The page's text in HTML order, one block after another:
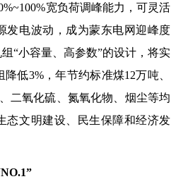
宽负荷调峰能力，可灵活
发电波动，成为蒙东电网迎峰度
“小容量、高参数”的设计，将实
低3%，年节约标准煤12万吨、
二氧化硫、氮氧化物、烟尘等均
态文明建设、民生保障和经济发